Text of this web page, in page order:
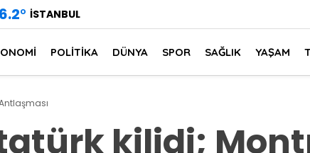
° İSTANBUL
POLİTİKA DÜNYA SPOR SAĞLIK YAŞAM
kilidi;